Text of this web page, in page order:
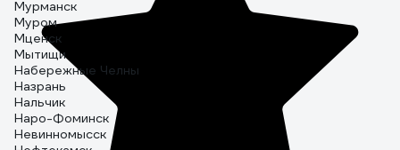
Мурманск
Муром
Мценск
Мытищи
Набережные Челны
Назрань
Нальчик
Наро-Фоминск
Невинномысск